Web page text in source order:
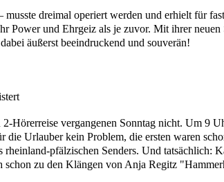
dreimal operiert werden und erhielt für
Power und Ehrgeiz als je zuvor. Mit ihrer
äußerst beeindruckend und souverän!
Hörerreise vergangenen Sonntag nicht. Um 9
Urlauber kein Problem, die ersten waren
rheinland-pfälzischen Senders. Und
schon zu den Klängen von Anja Regitz